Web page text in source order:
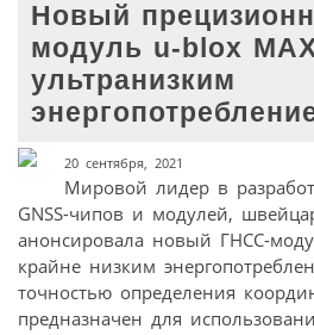
Новый
модуль u-blox
ультранизким
20 сентября, 2021
Мировой лидер в
GNSS-чипов и модулей,
анонсировала новый ГНСС-
крайне низким
точностью определения
предназначен для